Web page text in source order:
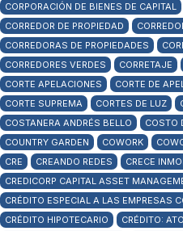
CORPORACIÓN DE BIENES DE CAPITAL
CORREDOR DE PROPIEDAD
CORREDORAS DE PROPIEDADES
CORREDORES VERDES
CORRETAJE
CORTE APELACIONES
CORTE DE
CORTE SUPREMA
CORTES DE LUZ
COSTANERA ANDRÉS BELLO
COSTO
COUNTRY GARDEN
COWORK
CRE
CREANDO REDES CRECE
CREDICORP CAPITAL ASSET
CRÉDITO ESPECIAL A LAS EMPRESAS
CRÉDITO HIPOTECARIO
CRÉDITO: